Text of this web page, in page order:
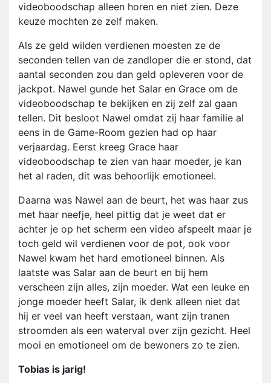
videoboodschap alleen horen en niet zien. Deze
keuze mochten ze zelf maken.
Als ze geld wilden verdienen moesten ze de
seconden tellen van de zandloper die er stond, dat
aantal seconden zou dan geld opleveren voor de
jackpot. Nawel gunde het Salar en Grace om de
videoboodschap te bekijken en zij zelf zal gaan
tellen. Dit besloot Nawel omdat zij haar familie al
eens in de Game-Room gezien had op haar
verjaardag. Eerst kreeg Grace haar
videoboodschap te zien van haar moeder, je kan
het al raden, dit was behoorlijk emotioneel.
Daarna was Nawel aan de beurt, het was haar zus
met haar neefje, heel pittig dat je weet dat er
achter je op het scherm een video afspeelt maar je
toch geld wil verdienen voor de pot, ook voor
Nawel kwam het hard emotioneel binnen. Als
laatste was Salar aan de beurt en bij hem
verscheen zijn alles, zijn moeder. Wat een leuke en
jonge moeder heeft Salar, ik denk alleen niet dat
hij er veel van heeft verstaan, want zijn tranen
stroomden als een waterval over zijn gezicht. Heel
mooi en emotioneel om de bewoners zo te zien.
Tobias is jarig!